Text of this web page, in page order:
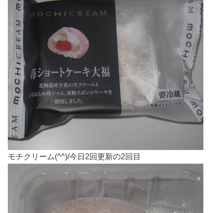
モチクリーム(^^)/今日2回更新の2回目